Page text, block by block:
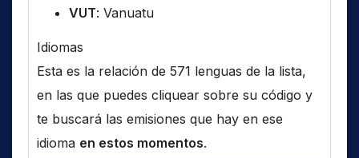
VUT: Vanuatu
Idiomas
Esta es la relación de 571 lenguas de la lista,
en las que puedes cliquear sobre su código y
te buscará las emisiones que hay en ese
idioma en estos momentos.